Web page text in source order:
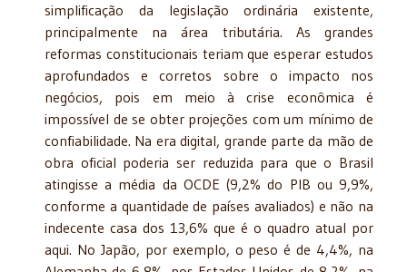
simplificação da legislação ordinária existente,
principalmente na área tributária. As grandes
reformas constitucionais teriam que esperar estudos
aprofundados e corretos sobre o impacto nos
negócios, pois em meio à crise econômica é
impossível de se obter projeções com um mínimo de
confiabilidade. Na era digital, grande parte da mão de
obra oficial poderia ser reduzida para que o Brasil
atingisse a média da OCDE (9,2% do PIB ou 9,9%,
conforme a quantidade de países avaliados) e não na
indecente casa dos 13,6% que é o quadro atual por
aqui. No Japão, por exemplo, o peso é de 4,4%, na